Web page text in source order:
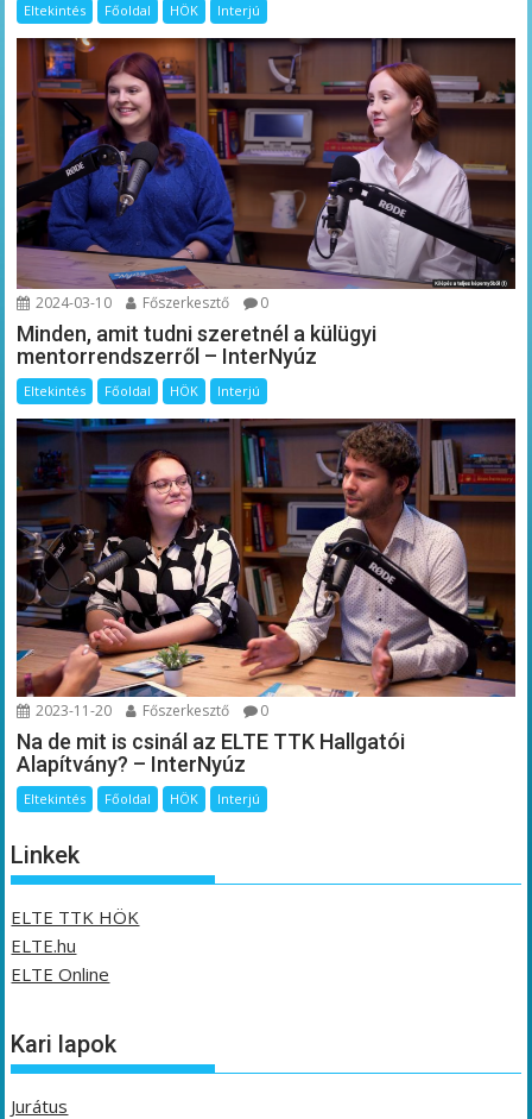
Eltekintés Főoldal HÖK Interjú
2024-03-10 Főszerkesztő 0
Minden, amit tudni szeretnél a külügyi
mentorrendszerről – InterNyúz
Eltekintés Főoldal HÖK Interjú
2023-11-20 Főszerkesztő 0
Na de mit is csinál az ELTE TTK Hallgatói
Alapítvány? – InterNyúz
Eltekintés Főoldal HÖK Interjú
Linkek
ELTE TTK HÖK
ELTE.hu
ELTE Online
Kari lapok
Jurátus